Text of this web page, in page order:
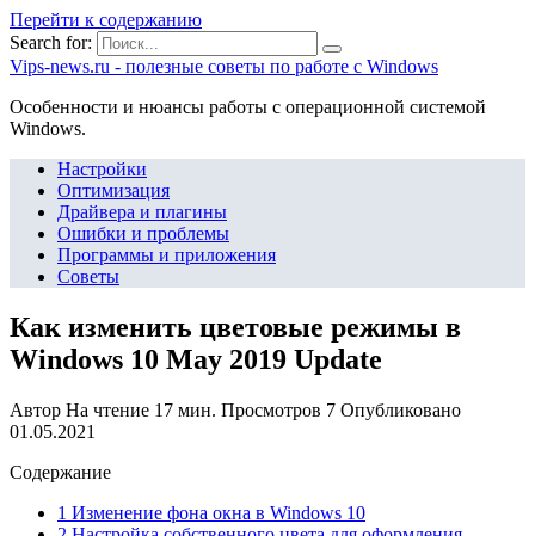
Перейти к содержанию
Search for:
Vips-news.ru - полезные советы по работе с Windows
Особенности и нюансы работы с операционной системой
Windows.
Настройки
Оптимизация
Драйвера и плагины
Ошибки и проблемы
Программы и приложения
Советы
Как изменить цветовые режимы в
Windows 10 May 2019 Update
Автор На чтение 17 мин. Просмотров 7 Опубликовано
01.05.2021
Содержание
1 Изменение фона окна в Windows 10